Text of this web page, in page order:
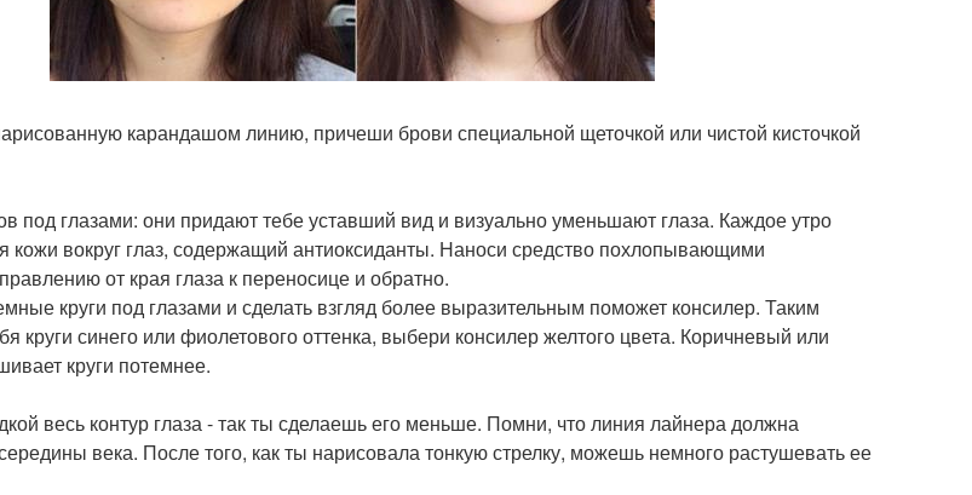
карандашом линию, причеши брови специальной щеточкой или чистой кисточкой
под глазами: они придают тебе уставший вид и визуально уменьшают глаза. Каждое утро
кожи вокруг глаз, содержащий антиоксиданты. Наноси средство похлопывающими
от края глаза к переносице и обратно.
круги под глазами и сделать взгляд более выразительным поможет консилер. Таким
круги синего или фиолетового оттенка, выбери консилер желтого цвета. Коричневый или
круги потемнее.
весь контур глаза - так ты сделаешь его меньше. Помни, что линия лайнера должна
века. После того, как ты нарисовала тонкую стрелку, можешь немного растушевать ее